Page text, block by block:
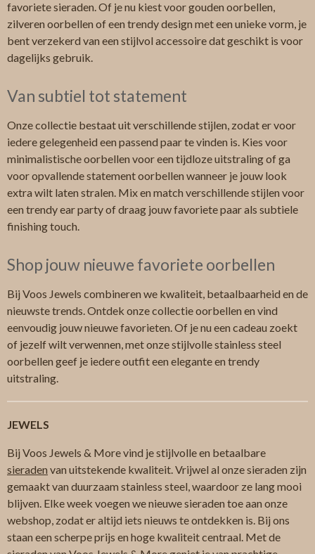
favoriete sieraden. Of je nu kiest voor gouden oorbellen,
zilveren oorbellen of een trendy design met een unieke vorm, je
bent verzekerd van een stijlvol accessoire dat geschikt is voor
dagelijks gebruik.
Van subtiel tot statement
Onze collectie bestaat uit verschillende stijlen, zodat er voor
iedere gelegenheid een passend paar te vinden is. Kies voor
minimalistische oorbellen voor een tijdloze uitstraling of ga
voor opvallende statement oorbellen wanneer je jouw look
extra wilt laten stralen. Mix en match verschillende stijlen voor
een trendy ear party of draag jouw favoriete paar als subtiele
finishing touch.
Shop jouw nieuwe favoriete oorbellen
Bij Voos Jewels combineren we kwaliteit, betaalbaarheid en de
nieuwste trends. Ontdek onze collectie oorbellen en vind
eenvoudig jouw nieuwe favorieten. Of je nu een cadeau zoekt
of jezelf wilt verwennen, met onze stijlvolle stainless steel
oorbellen geef je iedere outfit een elegante en trendy
uitstraling.
JEWELS
Bij Voos Jewels & More vind je stijlvolle en betaalbare
sieraden van uitstekende kwaliteit. Vrijwel al onze sieraden zijn
gemaakt van duurzaam stainless steel, waardoor ze lang mooi
blijven. Elke week voegen we nieuwe sieraden toe aan onze
webshop, zodat er altijd iets nieuws te ontdekken is. Bij ons
staan een scherpe prijs en hoge kwaliteit centraal. Met de